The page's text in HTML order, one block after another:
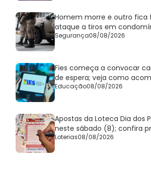
Homem morre e outro fica
ataque a tiros em
Segurança08/08/2026
Fies começa a convocar
de espera; veja como
Educação08/08/2026
Apostas da Loteca Dia dos
neste sábado (8); confira
Loterias08/08/2026